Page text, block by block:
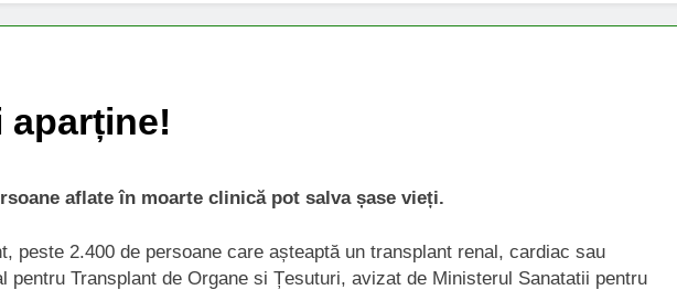
aparține!
aflate în moarte clinică pot salva șase vieți.
peste 2.400 de persoane care așteaptă un transplant renal, cardiac sau
pentru Transplant de Organe si Țesuturi, avizat de Ministerul Sanatatii pentru